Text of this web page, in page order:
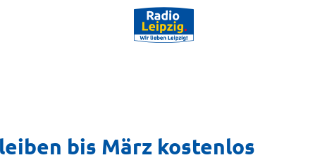
bis März kostenlos